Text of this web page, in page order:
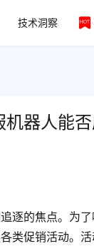
技术洞察
器人能
逐的焦点。为
类促销活动。活